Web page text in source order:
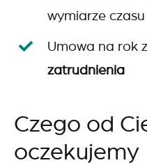
wymiarze
Umowa na rok
zatrudnienia
Czego od
oczekujemy